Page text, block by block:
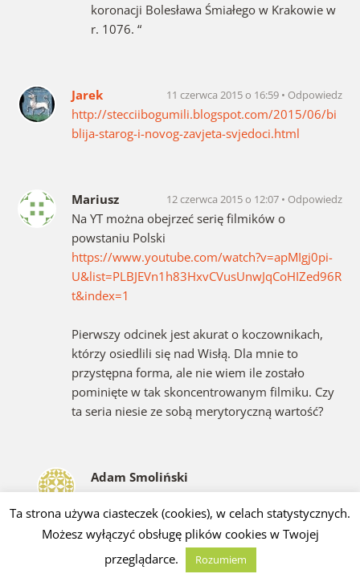
koronacji Bolesława Śmiałego w Krakowie w
r. 1076. “
Jarek 11 czerwca 2015 o 16:59 Odpowiedz
http://stecciibogumili.blogspot.com/2015/06/bi
blija-starog-i-novog-zavjeta-svjedoci.html
Mariusz 12 czerwca 2015 o 12:07 Odpowiedz
Na YT można obejrzeć serię filmików o
powstaniu Polski
https://www.youtube.com/watch?v=apMIgj0pi-
U&list=PLBJEVn1h83HxvCVusUnwJqCoHIZed96R
t&index=1
Pierwszy odcinek jest akurat o koczownikach,
którzy osiedlili się nad Wisłą. Dla mnie to
przystępna forma, ale nie wiem ile zostało
pominięte w tak skoncentrowanym filmiku. Czy
ta seria niesie ze sobą merytoryczną wartość?
Adam Smoliński
12 czerwca 2015 o 15:16 Odpowiedz
Paw się czai pod samym gardłem. To jest ta
właśnie kłamliwa propaganda germańska,
którą z premedytacją wciskają nam w szkole.
I jeszcze tu, w internecie, takie świństwo.
Ta strona używa ciasteczek (cookies), w celach statystycznych.
Możesz wyłączyć obsługę plików cookies w Twojej
przeglądarce.
Rozumiem